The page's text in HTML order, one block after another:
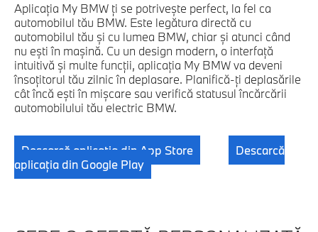
Aplicaţia My BMW ţi se potriveşte perfect, la fel ca
automobilul tău BMW. Este legătura directă cu
automobilul tău şi cu lumea BMW, chiar şi atunci când
nu eşti în maşină. Cu un design modern, o interfaţă
intuitivă şi multe funcţii, aplicaţia My BMW va deveni
însoţitorul tău zilnic în deplasare. Planifică-ţi deplasările
cât încă eşti în mişcare sau verifică statusul încărcării
automobilului tău electric BMW.
Descarcă aplicaţia din App Store
Descarcă
aplicaţia din Google Play